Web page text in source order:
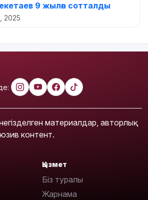
9 жылға сотталды
2025
материалдар, авторлық
контент.
Қызмет
Біз туралы
Жарнама